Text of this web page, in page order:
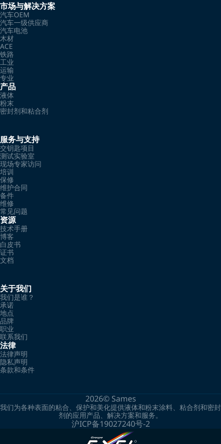
市场与解决方案
汽车OEM
汽车一级供应商
汽车电池
木材
ACE
铁路
工业
运输
专业
产品
液体
粉末
密封剂和粘合剂
服务与支持
交钥匙项目
测试实验室
现场专家访问
培训
保修
维护合同
备件
维修
常见问题
资源
技术手册
博客
白皮书
证书
文档
关于我们
我们是谁？
承诺
地点
品牌
职业
联系我们
法律
法律声明
隐私声明
条款和条件
2026© Sames
我们为各种表面的粘合、保护和美化提供液体和粉末涂料、粘合剂和密封
剂的应用产品、解决方案和服务。
沪ICP备19027240号-2